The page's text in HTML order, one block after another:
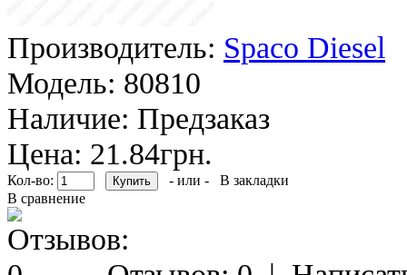
Производитель: Spaco Diesel
Модель: 80810
Наличие: Предзаказ
Цена: 21.84грн.
Кол-во: - или -
В закладки
В сравнение